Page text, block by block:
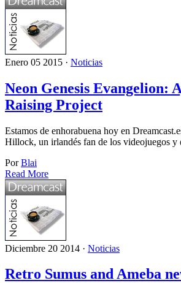
Enero 05 2015 · Noticias
Neon Genesis Evangelion:
Raising Project
Estamos de enhorabuena hoy en
Hillock, un irlandés fan de los videojuegos
PorBlai
Read More
Diciembre 20 2014 · Noticias
Retro Sumus and Ameba